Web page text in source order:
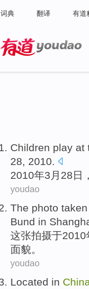
词典 翻译 有道
Children play at
28, 2010.
2010年3月 28日，
youdao
The photo taken
Bund in
这张拍摄于2010
面貌。
youdao
L ocated in China